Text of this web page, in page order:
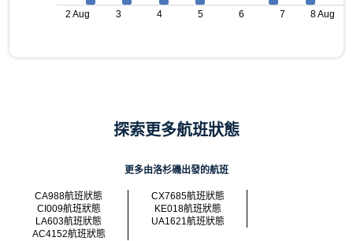
2 Aug 3 4 5 6 7 8 Aug
探索更多航班狀態
更多由洛杉磯出發的航班
CA988航班狀態
CX7685航班狀態
CI009航班狀態
KE018航班狀態
LA603航班狀態
UA1621航班狀態
AC4152航班狀態